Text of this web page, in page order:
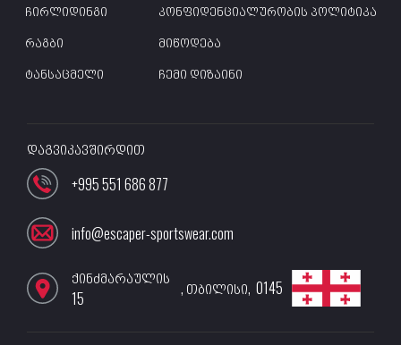
ჩირლიდინგი
რაგბი
ტანსაცმელი
კონფიდენციალურობის პოლიტიკა
მიწოდება
ჩემი დიზაინი
დაგვიკავშირდით
+995 551 686 877
info@escaper-sportswear.com
ქინძმარაულის
15
, თბილისი, 0145